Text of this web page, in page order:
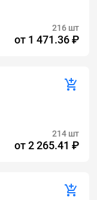
216 шт
от 1 471.36 ₽
214 шт
от2 265.41 ₽